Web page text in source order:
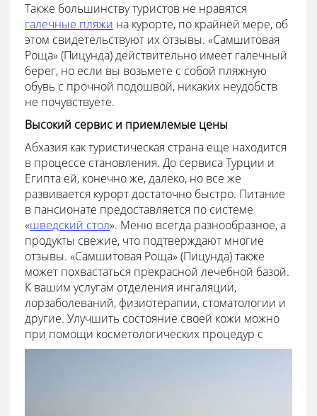
Также большинству туристов не нравятся
галечные пляжи на курорте, по крайней мере, об
этом свидетельствуют их отзывы. «Самшитовая
Роща» (Пицунда) действительно имеет галечный
берег, но если вы возьмете с собой пляжную
обувь с прочной подошвой, никаких неудобств
не почувствуете.
Высокий сервис и приемлемые цены
Абхазия как туристическая страна еще находится
в процессе становления. До сервиса Турции и
Египта ей, конечно же, далеко, но все же
развивается курорт достаточно быстро. Питание
в пансионате предоставляется по системе
«шведский стол». Меню всегда разнообразное, а
продукты свежие, что подтверждают многие
отзывы. «Самшитовая Роща» (Пицунда) также
может похвастаться прекрасной лечебной базой.
К вашим услугам отделения ингаляции,
лорзаболеваний, физиотерапии, стоматологии и
другие. Улучшить состояние своей кожи можно
при помощи косметологических процедур с